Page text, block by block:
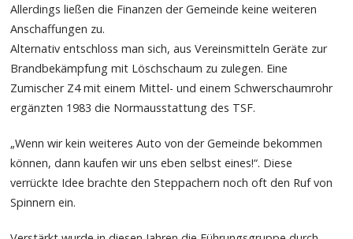
Allerdings ließen die Finanzen der Gemeinde keine weiteren
Anschaffungen zu.
Alternativ entschloss man sich, aus Vereinsmitteln Geräte zur
Brandbekämpfung mit Löschschaum zu zulegen. Eine
Zumischer Z4 mit einem Mittel- und einem Schwerschaumrohr
ergänzten 1983 die Normausstattung des TSF.
„Wenn wir kein weiteres Auto von der Gemeinde bekommen
können, dann kaufen wir uns eben selbst eines!“. Diese
verrückte Idee brachte den Steppachern noch oft den Ruf von
Spinnern ein.